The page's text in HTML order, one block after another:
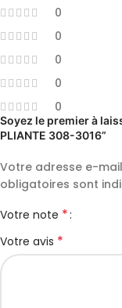
0
0
0
0
0
Soyez le premier à
PLIANTE 308-3016”
Votre adresse e-
obligatoires sont
Votre note *
Votre avis *